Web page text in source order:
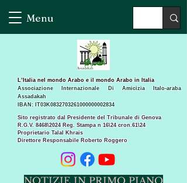
Menu
Sito registrato dal Presidente del Tribunale di Genova
R.G.V. 8468\2024 Reg. Stampa n 16\24 cron.61\24 ​
Proprietario Talal Khrais
Direttore Responsabile Roberto Roggero
L’Italia nel mondo Arabo e il mondo Arabo in Italia
Associazione Internazionale Di Amicizia Italo-araba
Assadakah
IBAN: IT03K0832703261000000002834
NOTIZIE IN PRIMO PIANO